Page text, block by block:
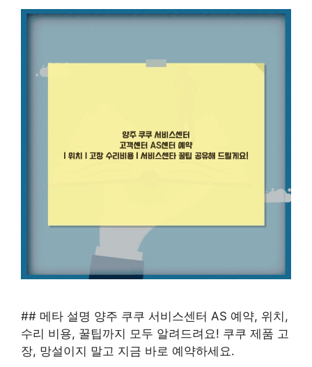
## 메타 설명 양주 쿠쿠 서비스센터 AS 예약, 위치,
수리 비용, 꿀팁까지 모두 알려드려요! 쿠쿠 제품 고
장, 망설이지 말고 지금 바로 예약하세요.